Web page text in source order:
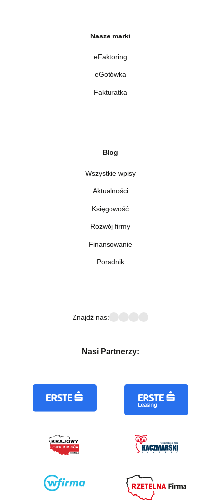
Nasze marki
eFaktoring
eGotówka
Fakturatka
Blog
Wszystkie wpisy
Aktualności
Księgowość
Rozwój firmy
Finansowanie
Poradnik
Znajdź nas:
Nasi Partnerzy: